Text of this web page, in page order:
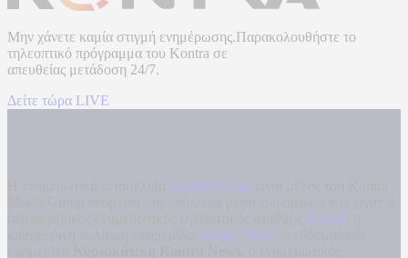
Μην χάνετε καμία στιγμή ενημέρωσης.Παρακολουθήστε το
τηλεοπτικό πρόγραμμα του Kontra σε
απευθείας μετάδοση 24/7.
Δείτε τώρα LIVE
kontranews.gr
Kontra
Kontra News